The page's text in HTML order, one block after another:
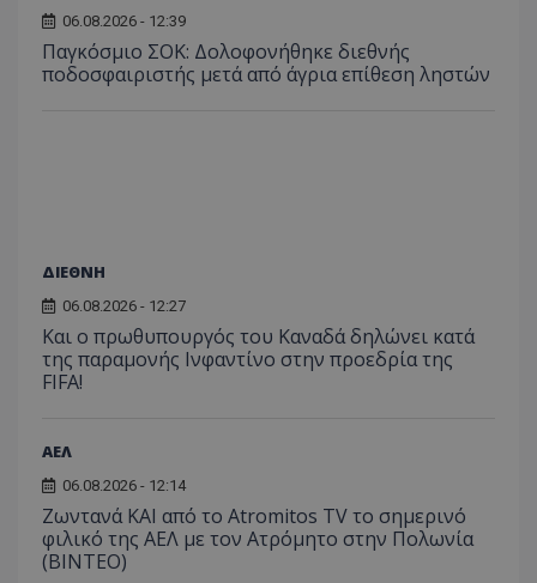
06.08.2026 - 12:39
Παγκόσμιο ΣΟΚ: Δολοφονήθηκε διεθνής
ποδοσφαιριστής μετά από άγρια επίθεση ληστών
ΔΙΕΘΝΗ
06.08.2026 - 12:27
Και ο πρωθυπουργός του Καναδά δηλώνει κατά
της παραμονής Ινφαντίνο στην προεδρία της
FIFA!
ΑΕΛ
06.08.2026 - 12:14
Ζωντανά ΚΑΙ από το Atromitos TV το σημερινό
φιλικό της ΑΕΛ με τον Ατρόμητο στην Πολωνία
(ΒΙΝΤΕΟ)